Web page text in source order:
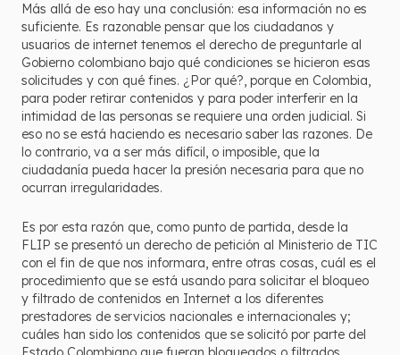
Más allá de eso hay una conclusión: esa información no es
suficiente. Es razonable pensar que los ciudadanos y
usuarios de internet tenemos el derecho de preguntarle al
Gobierno colombiano bajo qué condiciones se hicieron esas
solicitudes y con qué fines. ¿Por qué?, porque en Colombia,
para poder retirar contenidos y para poder interferir en la
intimidad de las personas se requiere una orden judicial. Si
eso no se está haciendo es necesario saber las razones. De
lo contrario, va a ser más difícil, o imposible, que la
ciudadanía pueda hacer la presión necesaria para que no
ocurran irregularidades.
Es por esta razón que, como punto de partida, desde la
FLIP se presentó un derecho de petición al Ministerio de TIC
con el fin de que nos informara, entre otras cosas, cuál es el
procedimiento que se está usando para solicitar el bloqueo
y filtrado de contenidos en Internet a los diferentes
prestadores de servicios nacionales e internacionales y;
cuáles han sido los contenidos que se solicitó por parte del